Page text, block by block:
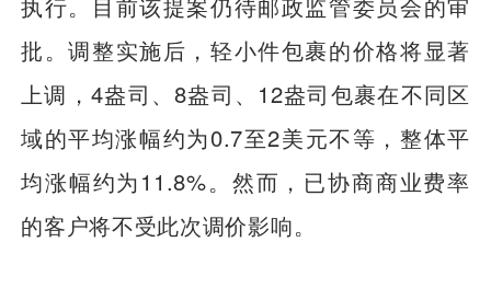
批。调整实施后，轻小件包裹的价格将显著
上调，4盎司、8盎司、12盎司包裹在不同区
域的平均涨幅约为0.7至2美元不等，整体平
均涨幅约为11.8%。然而，已协商商业费率
的客户将不受此次调价影响。